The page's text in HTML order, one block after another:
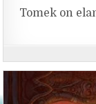
Tomek on